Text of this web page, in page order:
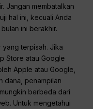
Jangan membatalkan
hal ini, kecuali Anda
ini berakhir.
yang terpisah. Jika
Store atau Google
Apple atau Google,
dana, penampilan
berbeda dari
Untuk mengetahui